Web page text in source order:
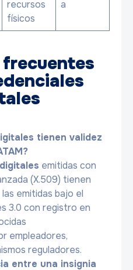
recursos
físicos
a
tienen validez
emitidas con
(X.509) tienen
emitidas bajo el
3.0 con registro en
empleadores,
reguladores.
entre una insignia